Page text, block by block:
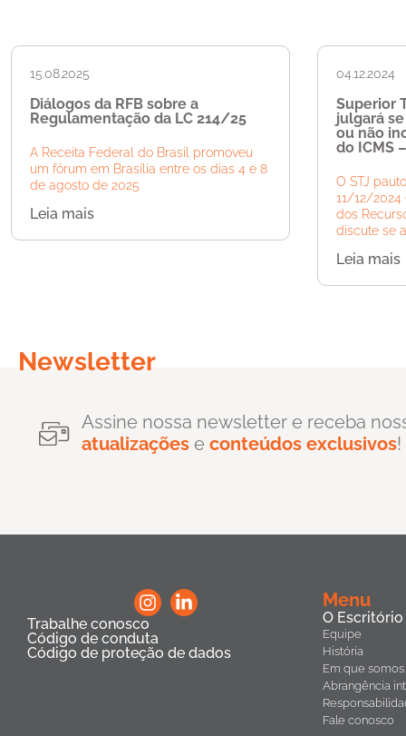
15.08.2025
Diálogos da RFB sobre a
Regulamentação da LC 214/25
A Receita Federal do Brasil promoveu
um fórum em Brasília entre os dias 4 e 8
de agosto de 2025
Leia mais
04.12.2024
Superior
julgará
ou não
do ICMS
O STJ
11/12/2024
dos
discute se
Leia mais
Newsletter
Assine nossa newsletter e receba
atualizações e conteúdos exclusivos!
Trabalhe conosco
Código de conduta
Código de proteção de dados
Menu
O Escritório
Equipe
História
Em que
Abrangência
Fale conosco